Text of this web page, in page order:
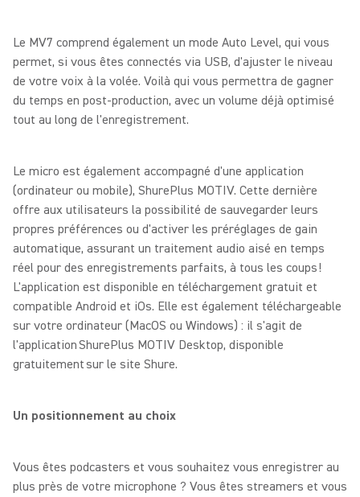
Le MV7 comprend également un mode Auto Level, qui vous
permet, si vous êtes connectés via USB, d'ajuster le niveau
de votre voix à la volée. Voilà qui vous permettra de gagner
du temps en post-production, avec un volume déjà optimisé
tout au long de l'enregistrement.
Le micro est également accompagné d'une application
(ordinateur ou mobile), ShurePlus MOTIV. Cette dernière
offre aux utilisateurs la possibilité de sauvegarder leurs
propres préférences ou d'activer les préréglages de gain
automatique, assurant un traitement audio aisé en temps
réel pour des enregistrements parfaits, à tous les coups !
L'application est disponible en téléchargement gratuit et
compatible Android et iOs. Elle est également téléchargeable
sur votre ordinateur (MacOS ou Windows) : il s'agit de
l'application ShurePlus MOTIV Desktop, disponible
gratuitement sur le site Shure.
Un positionnement au choix
Vous êtes podcasters et vous souhaitez vous enregistrer au
plus près de votre microphone ? Vous êtes streamers et vous